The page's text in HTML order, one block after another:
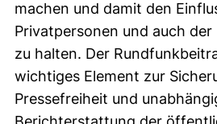
machen und damit den
Privatpersonen und auch der
zu halten. Der
wichtiges Element zur
Pressefreiheit und